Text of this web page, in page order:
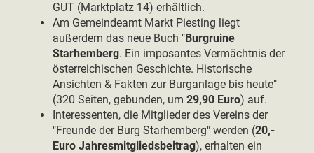
GUT (Marktplatz 14) erhältlich.
Am Gemeindeamt Markt Piesting liegt
außerdem das neue Buch "Burgruine
Starhemberg. Ein imposantes Vermächtnis der
österreichischen Geschichte. Historische
Ansichten & Fakten zur Burganlage bis heute"
(320 Seiten, gebunden, um 29,90 Euro) auf.
Interessenten, die Mitglieder des Vereins der
"Freunde der Burg Starhemberg" werden (20,-
Euro Jahresmitgliedsbeitrag), erhalten ein